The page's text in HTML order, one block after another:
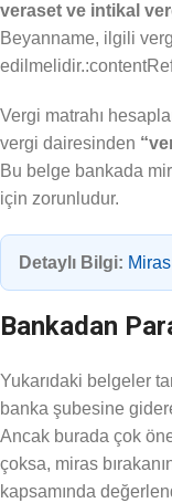
veraset ve intikal
Beyanname, ilgili
Vergi matrahı
vergi dairesinden
Bu belge bankada
için zorunludur.
Detaylı Bilgi:
Bankadan
Yukarıdaki belgeler
banka şubesine
Ancak burada çok
çoksa, miras
kapsamında